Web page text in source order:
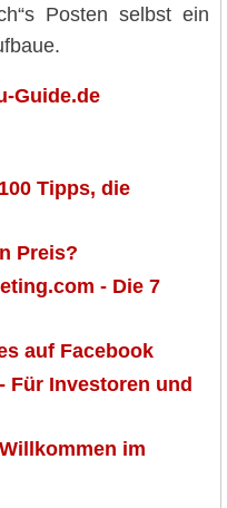
Posten selbst ein
Guide.de
Tipps, die
Preis?
- Die 7
auf Facebook
Für Investoren und
im